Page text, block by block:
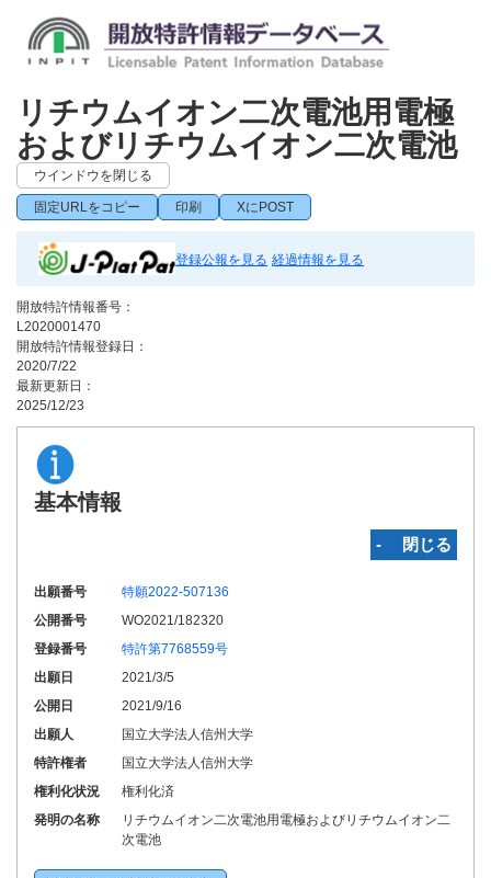
リチウムイオン二次電池用電極
およびリチウムイオン二次電池
ウインドウを閉じる
固定URLをコピー 印刷 XにPOST
登録公報を見る 経過情報を見る
開放特許情報番号：
L2020001470
開放特許情報登録日：
2020/7/22
最新更新日：
2025/12/23
基本情報
‐ 閉じる
出願番号
特願2022-507136
公開番号
WO2021/182320
登録番号
特許第7768559号
出願日
2021/3/5
公開日
2021/9/16
出願人
国立大学法人信州大学
特許権者
国立大学法人信州大学
権利化状況
権利化済
発明の名称
リチウムイオン二次電池用電極およびリチウムイオン二
次電池